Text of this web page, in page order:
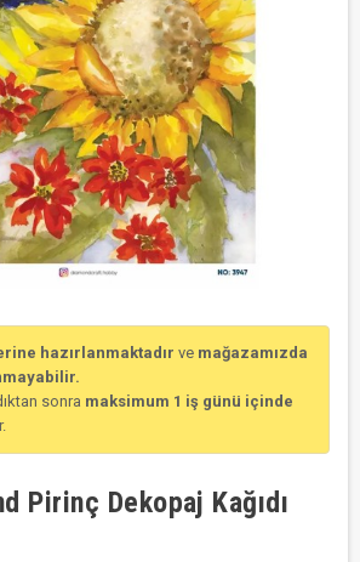
hazırlanmaktadır ve mağazamızda
sonra maksimum 1 iş günü içinde
Pirinç Dekopaj Kağıdı